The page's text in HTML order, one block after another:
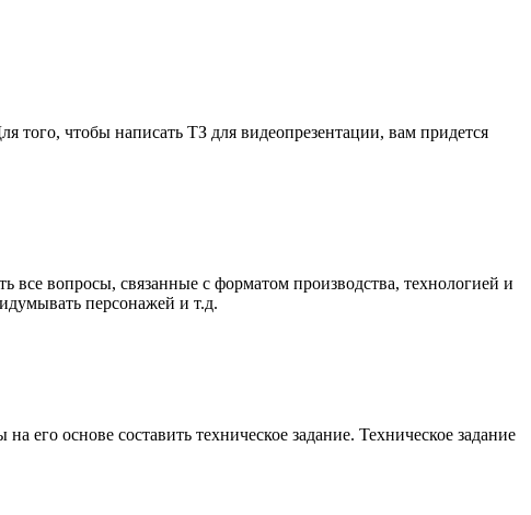
того, чтобы написать ТЗ для видеопрезентации, вам придется
все вопросы, связанные с форматом производства, технологией и
персонажей и т.д.
основе составить техническое задание. Техническое задание